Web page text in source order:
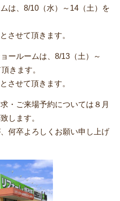
は、8/10（水）～14（土）を
させて頂きます。
ールームは、8/13（土）～
きます。
させて頂きます。
・ご来場予約については８月
します。
何卒よろしくお願い申し上げ